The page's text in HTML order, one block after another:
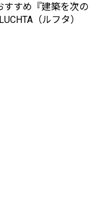
すめ『建築を次の
（ルフタ）